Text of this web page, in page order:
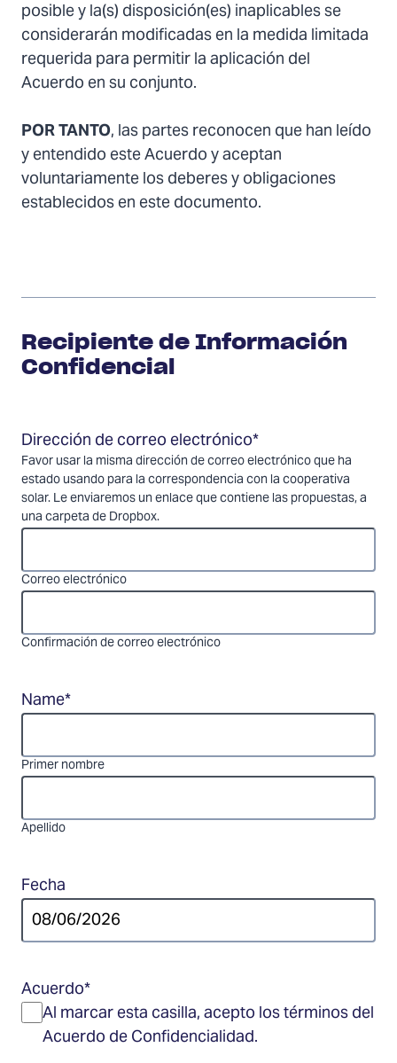
posible y la(s) disposición(es) inaplicables se
considerarán modificadas en la medida limitada
requerida para permitir la aplicación del
Acuerdo en su conjunto.
POR TANTO, las partes reconocen que han leído
y entendido este Acuerdo y aceptan
voluntariamente los deberes y obligaciones
establecidos en este documento.
Recipiente de Información
Confidencial
Dirección de correo electrónico*
Favor usar la misma dirección de correo electrónico que ha
estado usando para la correspondencia con la cooperativa
solar. Le enviaremos un enlace que contiene las propuestas, a
una carpeta de Dropbox.
Correo electrónico
Confirmación de correo electrónico
Name*
Primer nombre
Apellido
Fecha
MM
DD
slash
YYYY
Acuerdo*
Al marcar esta casilla, acepto los términos del
Acuerdo de Confidencialidad.